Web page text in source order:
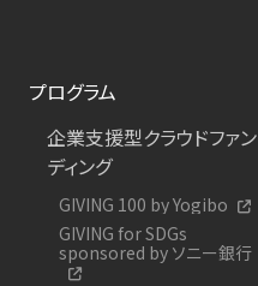
プログラム
企業支援型クラウドファン
ディング
GIVING 100 by Yogibo
GIVING for SDGs
sponsored by ソニー銀行